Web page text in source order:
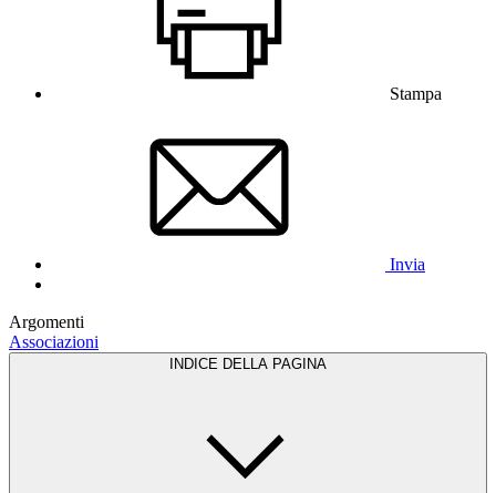
Stampa
Invia
Argomenti
Associazioni
INDICE DELLA PAGINA